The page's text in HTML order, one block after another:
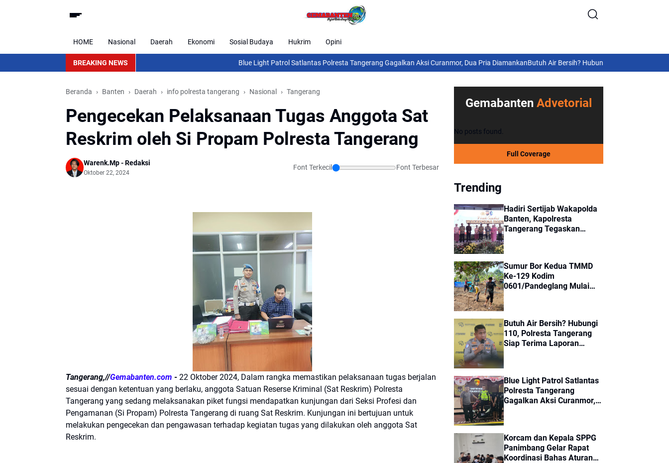
HOME Nasional Daerah Ekonomi Sosial Budaya Hukrim Opini
BREAKING NEWS Blue Light Patrol Satlantas Polresta Tangerang Gagalkan Aksi Curanmor, Dua Pria DiamankanButuh Air Bersih? Hubungi 110, Polresta Tangerang
Beranda Banten Daerah info polresta tangerang Nasional Tangerang
Pengecekan Pelaksanaan Tugas Anggota Sat
Reskrim oleh Si Propam Polresta Tangerang
Warenk.Mp - Redaksi
Oktober 22, 2024
Font Terkecil Font Terbesar
Tangerang,//Gemabanten.com - 22 Oktober 2024, Dalam rangka memastikan pelaksanaan tugas berjalan
sesuai dengan ketentuan yang berlaku, anggota Satuan Reserse Kriminal (Sat Reskrim) Polresta
Tangerang yang sedang melaksanakan piket fungsi mendapatkan kunjungan dari Seksi Profesi dan
Pengamanan (Si Propam) Polresta Tangerang di ruang Sat Reskrim. Kunjungan ini bertujuan untuk
melakukan pengecekan dan pengawasan terhadap kegiatan tugas yang dilakukan oleh anggota Sat
Reskrim.
Gemabanten Advetorial
No posts found.
Full Coverage
Trending
Hadiri Sertijab Wakapolda
Banten, Kapolresta
Tangerang Tegaskan
Sumur Bor Kedua TMMD
Ke-129 Kodim
0601/Pandeglang Mulai
Butuh Air Bersih? Hubungi
110, Polresta Tangerang
Siap Terima Laporan
Blue Light Patrol Satlantas
Polresta Tangerang
Gagalkan Aksi Curanmor,
Korcam dan Kepala SPPG
Panimbang Gelar Rapat
Koordinasi Bahas Aturan